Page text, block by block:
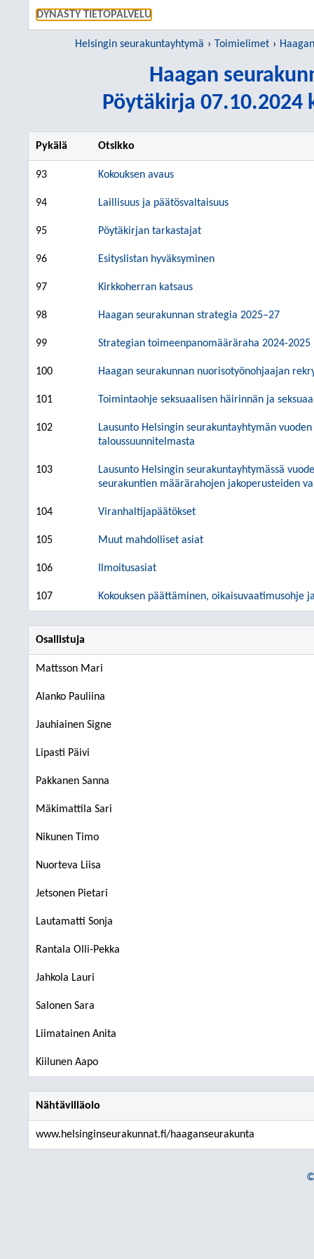
DYNASTY TIETOPALVELU
Helsingin seurakuntayhtymä Toimielimet Haagan
Haagan
Pöytäkirja 07.10.2024
Pykälä Otsikko
93 Kokouksen avaus
94 Laillisuus ja päätösvaltaisuus
95 Pöytäkirjan tarkastajat
96 Esityslistan hyväksyminen
97 Kirkkoherran katsaus
98 Haagan seurakunnan strategia 2025–27
99 Strategian toimeenpanomääräraha 2024-2025
100 Haagan seurakunnan nuorisotyönohjaajan
101 Toimintaohje seksuaalisen häirinnän ja
102
Lausunto Helsingin seurakuntayhtymän
taloussuunnitelmasta
103
Lausunto Helsingin seurakuntayhtymässä
seurakuntien määrärahojen jakoperusteiden
104 Viranhaltijapäätökset
105 Muut mahdolliset asiat
106 Ilmoitusasiat
107 Kokouksen päättäminen, oikaisuvaatimusohje
Osallistuja
Mattsson Mari
Alanko Pauliina
Jauhiainen Signe
Lipasti Päivi
Pakkanen Sanna
Mäkimattila Sari
Nikunen Timo
Nuorteva Liisa
Jetsonen Pietari
Lautamatti Sonja
Rantala Olli-Pekka
Jahkola Lauri
Salonen Sara
Liimatainen Anita
Kiilunen Aapo
Nähtävilläolo
www.helsinginseurakunnat.fi/haaganseurakunta